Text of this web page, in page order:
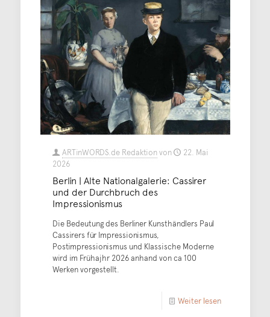
ARTinWORDS.de Redaktionvon
22. Mai
2026
Berlin | Alte Nationalgalerie: Cassirer
und der Durchbruch des
Impressionismus
Die Bedeutung des Berliner Kunsthändlers Paul
Cassirers für Impressionismus,
Postimpressionismus und Klassische Moderne
wird im Frühajhr 2026 anhand von ca 100
Werken vorgestellt.
Weiter lesen